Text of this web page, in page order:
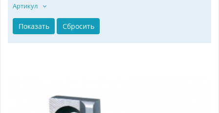
Артикул